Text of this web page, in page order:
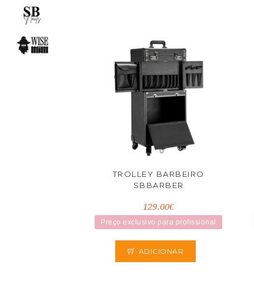
TROLLEY BARBEIRO
SBBARBER
129.00€
Preço exclusivo para profissional
ADICIONAR